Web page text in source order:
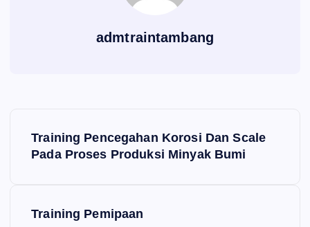
admtraintambang
Training Pencegahan Korosi Dan Scale
Pada Proses Produksi Minyak Bumi
Training Pemipaan